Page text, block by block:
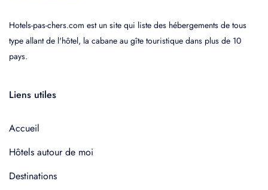
Hotels-pas-chers.com est un site qui liste des hébergements de tous
type allant de l'hôtel, la cabane au gîte touristique dans plus de 10
pays.
Liens utiles
Accueil
Hôtels autour de moi
Destinations